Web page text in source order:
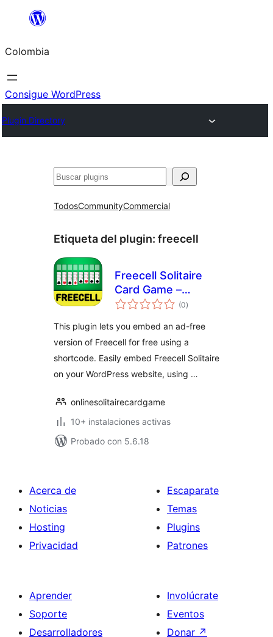
Saltar
contenido
Colombia
Consigue WordPress
Plugin Directory
Buscar
TodosCommunityCommercial
Etiqueta del plugin: freecell
Freecell Solitaire
Card Game –
Embed Freecell for
Freecell Puzzle
game
(0total
de
)
This plugin lets you embed an ad-free
version of Freecell for free using a
shortcode. Easily embed Freecell Solitaire
on your WordPress website, using …
onlinesolitairecardgame
10+ instalaciones activas
Probado con 5.6.18
Acerca de
Noticias
Hosting
Privacidad
Escaparate
Temas
Plugins
Patrones
Aprender
Soporte
Desarrolladores
Involúcrate
Eventos
Donar ↗